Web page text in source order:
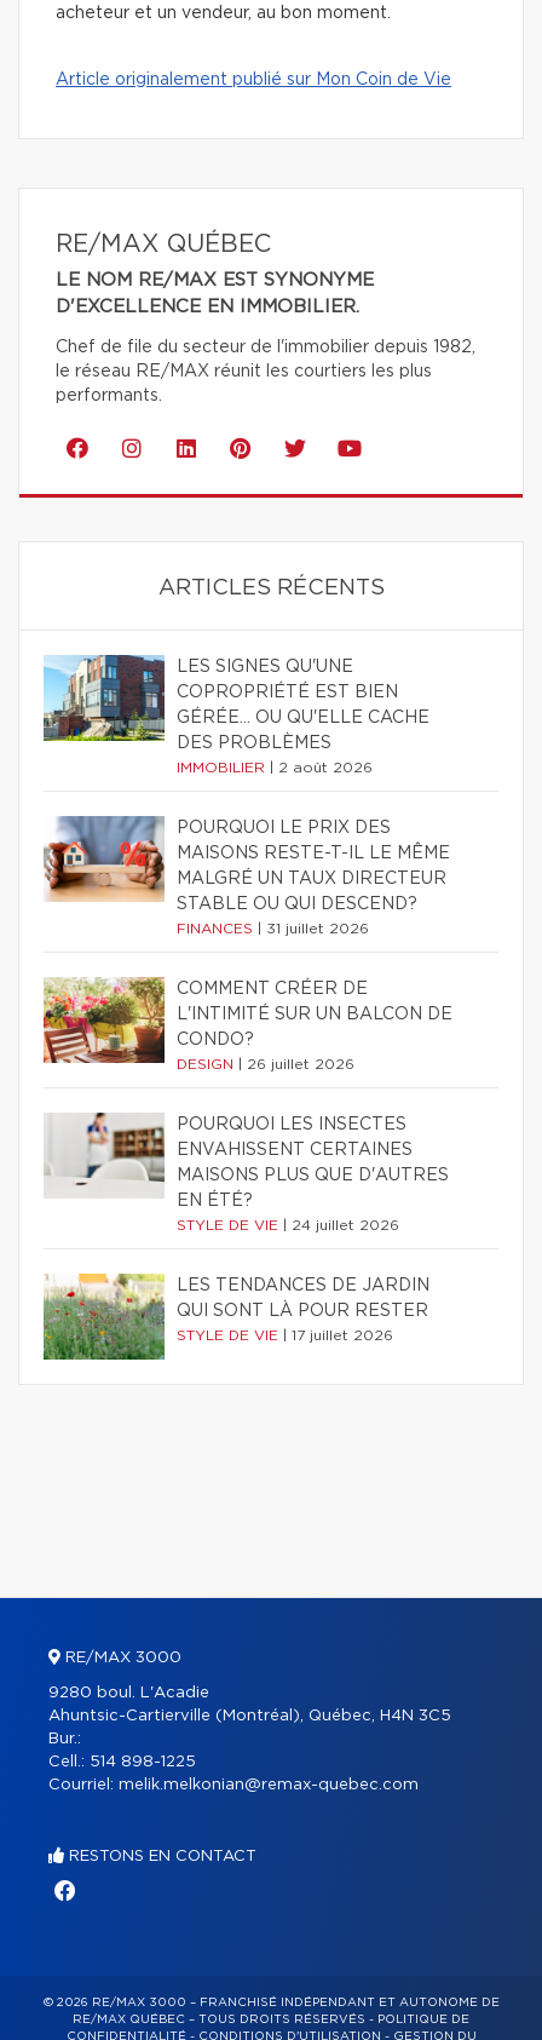
acheteur et un vendeur, au bon moment.
Article originalement publié sur Mon Coin de Vie
RE/MAX QUÉBEC
LE NOM RE/MAX EST SYNONYME
D'EXCELLENCE EN IMMOBILIER.
Chef de file du secteur de l'immobilier depuis 1982,
le réseau RE/MAX réunit les courtiers les plus
performants.
ARTICLES RÉCENTS
LES SIGNES QU'UNE
COPROPRIÉTÉ EST BIEN
GÉRÉE… OU QU'ELLE CACHE
DES PROBLÈMES
IMMOBILIER 2 août 2026
POURQUOI LE PRIX DES
MAISONS RESTE-T-IL LE MÊME
MALGRÉ UN TAUX DIRECTEUR
STABLE OU QUI DESCEND?
FINANCES 31 juillet 2026
COMMENT CRÉER DE
L'INTIMITÉ SUR UN BALCON DE
CONDO?
DESIGN 26 juillet 2026
POURQUOI LES INSECTES
ENVAHISSENT CERTAINES
MAISONS PLUS QUE D'AUTRES
EN ÉTÉ?
STYLE DE VIE 24 juillet 2026
LES TENDANCES DE JARDIN
QUI SONT LÀ POUR RESTER
STYLE DE VIE 17 juillet 2026
RE/MAX 3000
9280 boul. L'Acadie
Ahuntsic-Cartierville (Montréal), Québec, H4N 3C5
Bur.:
Cell.: 514 898-1225
Courriel: melik.melkonian@remax-quebec.com
RESTONS EN CONTACT
© 2026 RE/MAX 3000 – FRANCHISÉ INDÉPENDANT ET AUTONOME DE
RE/MAX QUÉBEC – TOUS DROITS RÉSERVÉS - POLITIQUE DE
CONFIDENTIALITÉ- CONDITIONS D'UTILISATION - GESTION DU